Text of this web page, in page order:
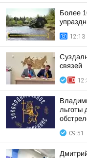
Более
12:13
связей
льготы
09:51